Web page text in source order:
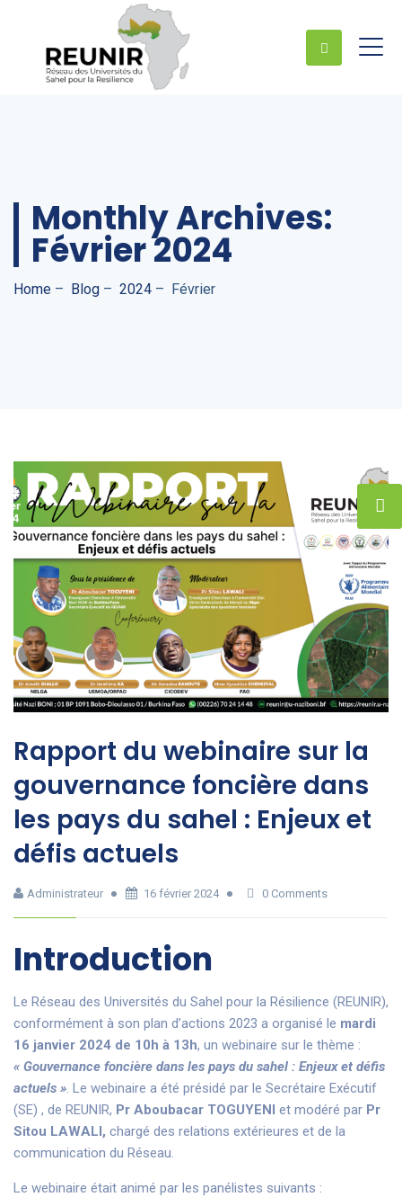
Monthly Archives:
Février 2024
Home – Blog – 2024 – Février
Rapport du webinaire sur la
gouvernance foncière dans
les pays du sahel : Enjeux et
défis actuels
Administrateur 16 février 2024 0 Comments
Introduction
Le Réseau des Universités du Sahel pour la Résilience (REUNIR),
conformément à son plan d’actions 2023 a organisé le mardi
16 janvier 2024 de 10h à 13h, un webinaire sur le thème :
« Gouvernance foncière dans les pays du sahel : Enjeux et défis
actuels ». Le webinaire a été présidé par le Secrétaire Exécutif
(SE) , de REUNIR, Pr Aboubacar TOGUYENI et modéré par Pr
Sitou LAWALI, chargé des relations extérieures et de la
communication du Réseau.
Le webinaire était animé par les panélistes suivants :